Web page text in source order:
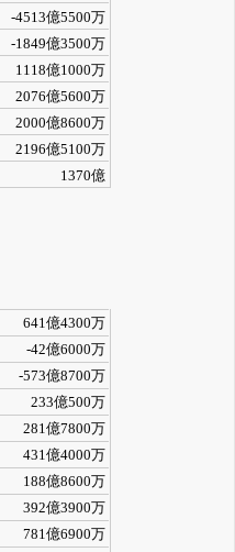
-4513億5500万
-1849億3500万
1118億1000万
2076億5600万
2000億8600万
2196億5100万
1370億
641億4300万
-42億6000万
-573億8700万
233億500万
281億7800万
431億4000万
188億8600万
392億3900万
781億6900万